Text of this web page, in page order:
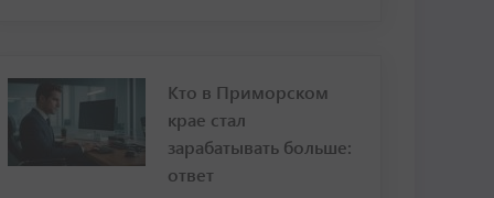
Кто в Приморском
крае стал
зарабатывать больше:
ответ